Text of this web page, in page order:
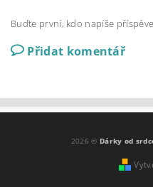
Buďte první, kdo napíše
Přidat komentář
2026 © Dárky od